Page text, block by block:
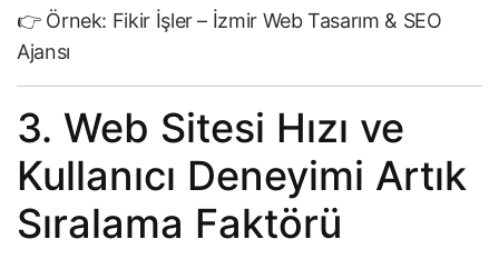
👉 Örnek: Fikir İşler – İzmir Web Tasarım & SEO
Ajansı
3. Web Sitesi Hızı ve
Kullanıcı Deneyimi Artık
Sıralama Faktörü